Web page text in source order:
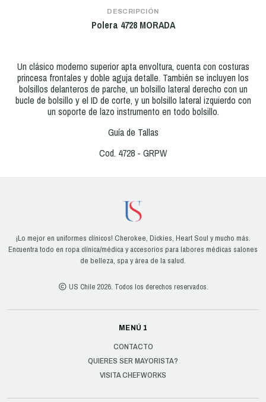
DESCRIPCIÓN
Polera 4728 MORADA
Un clásico moderno superior apta envoltura, cuenta con costuras
princesa frontales y doble aguja detalle. También se incluyen los
bolsillos delanteros de parche, un bolsillo lateral derecho con un
bucle de bolsillo y el ID de corte, y un bolsillo lateral izquierdo con
un soporte de lazo instrumento en todo bolsillo.
Guía de Tallas
Cod. 4728 - GRPW
¡Lo mejor en uniformes clínicos! Cherokee, Dickies, Heart Soul y mucho más.
Encuentra todo en ropa clínica/médica y accesorios para labores médicas salones
de belleza, spa y área de la salud.
US Chile 2026. Todos los derechos reservados.
MENÚ 1
CONTACTO
QUIERES SER MAYORISTA?
VISITA CHEFWORKS